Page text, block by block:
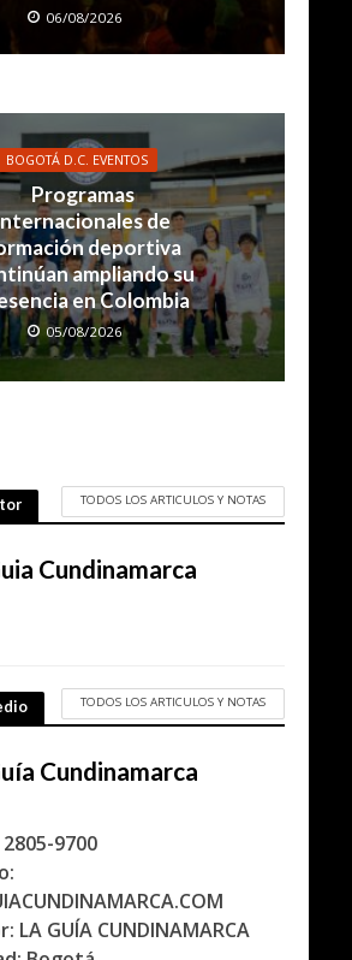
06/08/2026
BOGOTÁ D.C. EVENTOS
Programas
de
deportiva
ampliando su
en Colombia
05/08/2026
TODOS LOS ARTICULOS Y NOTAS
Cundinamarca
TODOS LOS ARTICULOS Y NOTAS
Cundinamarca
2805-9700
LA GUÍA CUNDINAMARCA